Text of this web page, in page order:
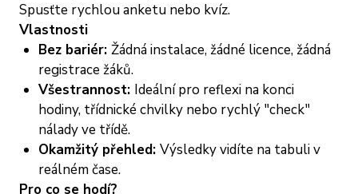
rizikovou výzvu anedoporučují ji opakovat
Spusťte rychlou anketu nebo kvíz.
Vlastnosti
Bez bariér: Žádná instalace, žádné licence, žádná
registrace žáků.
Všestrannost: Ideální pro reflexi na konci
hodiny, třídnické chvilky nebo rychlý "check"
nálady ve třídě.
Okamžitý přehled: Výsledky vidíte na tabuli v
reálném čase.
Pro co se hodí?